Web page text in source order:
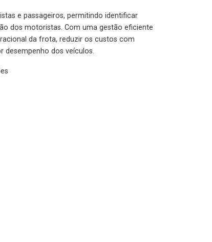
e passageiros, permitindo identificar
dos motoristas. Com uma gestão eficiente
da frota, reduzir os custos com
dos veículos.